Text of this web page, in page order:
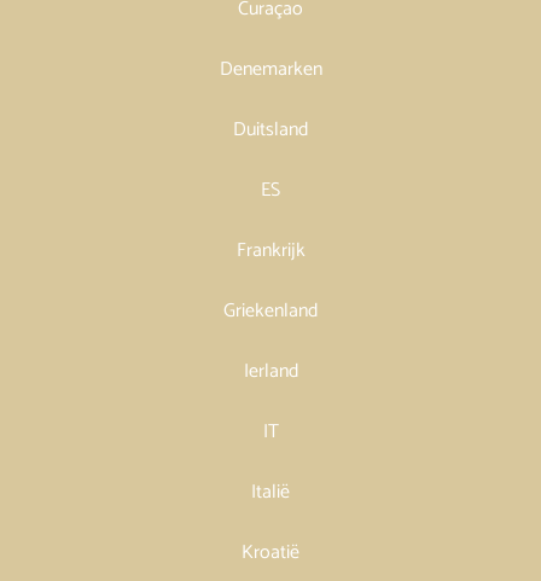
Curaçao
Denemarken
Duitsland
ES
Frankrijk
Griekenland
Ierland
IT
Italië
Kroatië